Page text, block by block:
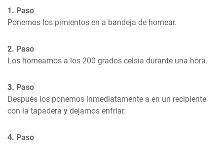
1. Paso
Ponemos los pimientos en a bandeja de hornear.
2. Paso
Los horneamos a los 200 grados celsia durante una hora.
3. Paso
Después los ponemos inmediatamente a en un recipiente
con la tapadera y dejamos enfriar.
4. Paso